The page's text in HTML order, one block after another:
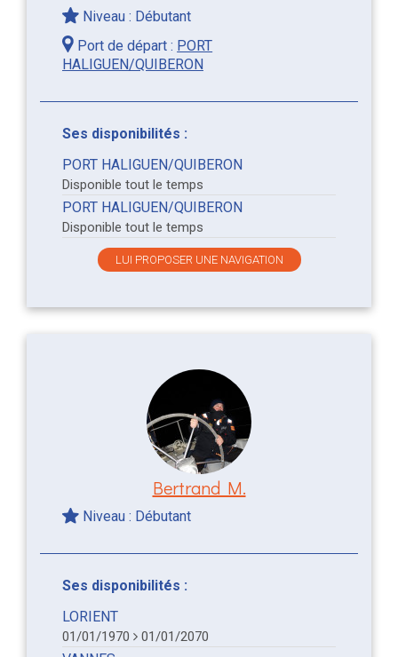
Niveau : Débutant
Port de départ : PORT
HALIGUEN/QUIBERON
Ses disponibilités :
PORT HALIGUEN/QUIBERON
Disponible tout le temps
PORT HALIGUEN/QUIBERON
Disponible tout le temps
LUI PROPOSER UNE NAVIGATION
Bertrand M.
Niveau : Débutant
Ses disponibilités :
LORIENT
01/01/1970 01/01/2070